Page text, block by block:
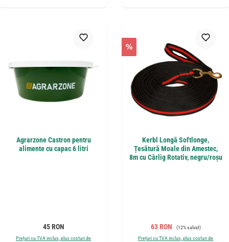
Agrarzone Castron pentru
alimente cu capac 6 litri
Preț obișnuit:
45 RON
Prețuri cu TVA inclus, plus costuri de
%
Kerbl Longă Softlonge,
Țesătură Moale din Amestec,
8m cu Cârlig Rotativ, negru/roșu
Preț de vânzare:
63 RON Preț obișnuit:
(12% salvat)
Prețuri cu TVA inclus, plus costuri de